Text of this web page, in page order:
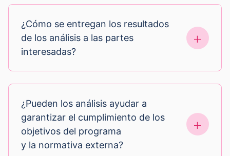
¿Cómo se entregan los resultados
de los análisis a las partes
interesadas?
¿Pueden los análisis ayudar a
garantizar el cumplimiento de los
objetivos del programa
y la normativa externa?